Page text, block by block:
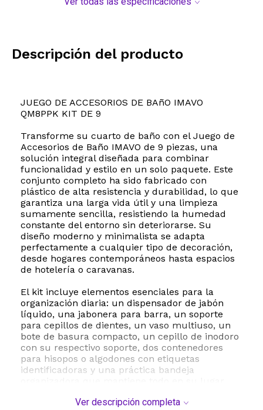
Descripción del producto
JUEGO DE ACCESORIOS DE BAñO IMAVO
QM8PPK KIT DE 9
Transforme su cuarto de baño con el Juego de
Accesorios de Baño IMAVO de 9 piezas, una
solución integral diseñada para combinar
funcionalidad y estilo en un solo paquete. Este
conjunto completo ha sido fabricado con
plástico de alta resistencia y durabilidad, lo que
garantiza una larga vida útil y una limpieza
sumamente sencilla, resistiendo la humedad
constante del entorno sin deteriorarse. Su
diseño moderno y minimalista se adapta
perfectamente a cualquier tipo de decoración,
desde hogares contemporáneos hasta espacios
de hotelería o caravanas.
El kit incluye elementos esenciales para la
organización diaria: un dispensador de jabón
líquido, una jabonera para barra, un soporte
para cepillos de dientes, un vaso multiuso, un
bote de basura compacto, un cepillo de inodoro
con su respectivo soporte, dos contenedores
para hisopos o algodones con etiquetas
identificadoras y una práctica bandeja
espacio disponible, siendo ideal tanto para baños
Ver descripción completa